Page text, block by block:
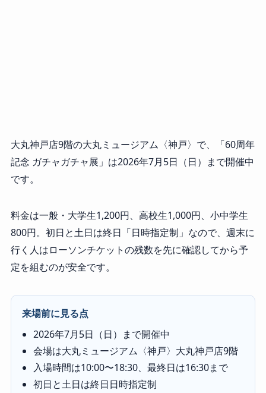
大丸神戸店9階の大丸ミュージアム〈神戸〉で、「60周年
記念 ガチャガチャ展」は2026年7月5日（日）まで開催中
です。
料金は一般・大学生1,200円、高校生1,000円、小中学生
800円。初日と土日は終日「日時指定制」なので、週末に
行く人はローソンチケットの残数を先に確認してから予
定を組むのが安全です。
来場前に見る点
2026年7月5日（日）まで開催中
会場は大丸ミュージアム〈神戸〉大丸神戸店9階
入場時間は10:00〜18:30、最終日は16:30まで
初日と土日は終日日時指定制